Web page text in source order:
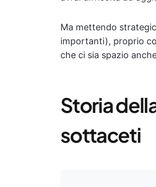
Ma mettendo
importanti), proprio
che ci sia spazio
Storia
sottaceti